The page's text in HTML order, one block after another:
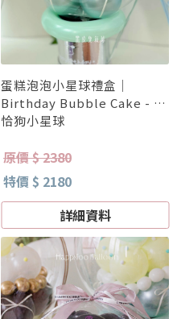
蛋糕泡泡小星球禮盒｜
Birthday Bubble Cake - 帕
恰狗小星球
原價 $ 2380
特價 $ 2180
詳細資料